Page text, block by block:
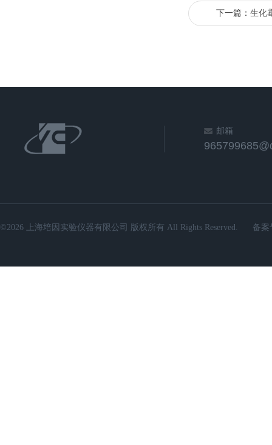
下一篇： 生化
邮箱
©2026 上海培因实验仪器有限公司 版权所有 All Rights Reserved. 备案